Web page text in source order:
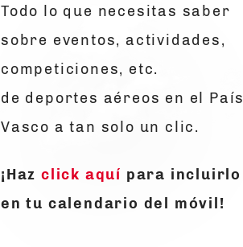
Todo lo que necesitas saber
sobre eventos, actividades,
competiciones, etc.
de deportes aéreos en el País
Vasco a tan solo un clic.
¡Haz click aquí para incluirlo
en tu calendario del móvil!